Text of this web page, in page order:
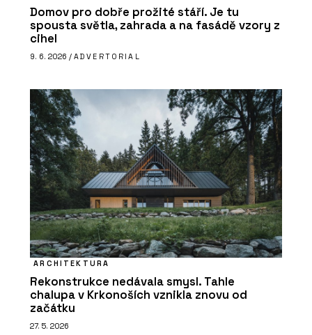
Domov pro dobře prožité stáří. Je tu
spousta světla, zahrada a na fasádě vzory z
cihel
9. 6. 2026 / ADVERTORIAL
ARCHITEKTURA
Rekonstrukce nedávala smysl. Tahle
chalupa v Krkonoších vznikla znovu od
začátku
27. 5. 2026